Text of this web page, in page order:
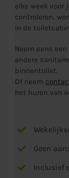
elke week voor
controleren,
in de
Neem eens
andere
binnentoilet.
Of neem
het huren van
Geen
Inclusief